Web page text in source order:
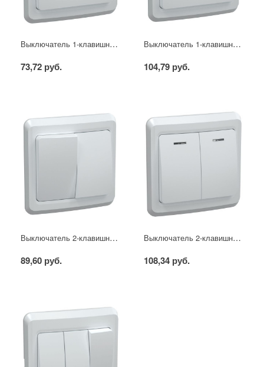
Выключатель 1-клавишный ВС10-1-0-ВБ 10А ВЕГА белый IEK
73,72 руб.
Выключатель 1-клавишный с индикацией ВС10-1-1-ВБ 10А ВЕГА белый IEK
104,79 руб.
Выключатель 2-клавишный ВС10-2-0-ВБ 10А ВЕГА белый IEK
89,60 руб.
Выключатель 2-клавишный с индикацией ВС10-2-1-ВБ 10А ВЕГА белый IEK
108,34 руб.